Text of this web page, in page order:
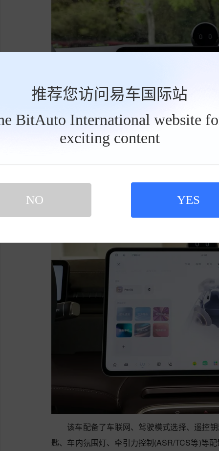
推荐您访问易车国际站
BitAuto International website
exciting content
NO YES
该车配备了车联网、驾驶模式选择、遥控
匙、车内氛围灯、牵引力控制(ASR/TCS等)等